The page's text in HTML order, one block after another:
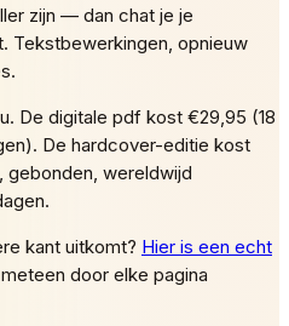
zijn — dan chat je je
Tekstbewerkingen, opnieuw
De digitale pdf kost €29,95 (18
De hardcover-editie kost
gebonden, wereldwijd
kant uitkomt? Hier is een echt
door elke pagina